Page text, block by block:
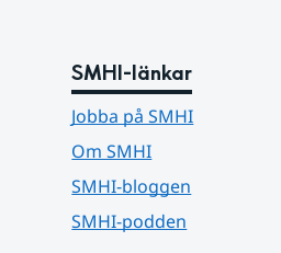
SMHI-länkar
Jobba på SMHI
Om SMHI
SMHI-bloggen
SMHI-podden